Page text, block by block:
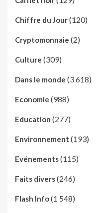
Chiffre du Jour(120)
Cryptomonnaie (2)
Culture (309)
Dans le monde (3 618)
Economie (988)
Education (277)
Environnement (193)
Evénements(115)
Faits divers(246)
Flash Info(1 548)